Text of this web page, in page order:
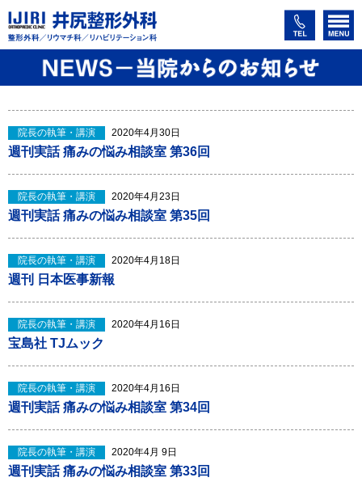
院長の執筆・講演 2020年4月30日
週刊実話 痛みの悩み相談室 第36回
院長の執筆・講演 2020年4月23日
週刊実話 痛みの悩み相談室 第35回
院長の執筆・講演 2020年4月18日
週刊 日本医事新報
院長の執筆・講演 2020年4月16日
宝島社 TJムック
院長の執筆・講演 2020年4月16日
週刊実話 痛みの悩み相談室 第34回
院長の執筆・講演 2020年4月 9日
週刊実話 痛みの悩み相談室 第33回